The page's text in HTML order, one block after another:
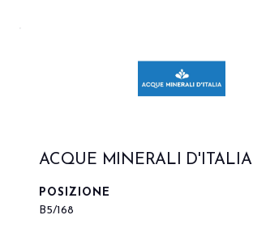
ACQUE MINERALI D'ITALIA
POSIZIONE
B5/168